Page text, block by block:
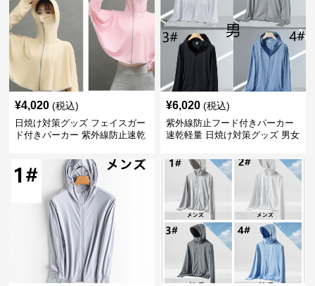
¥4,020 (税込)
日焼け対策グッズ フェイスガー
ド付きパーカー 紫外線防止速乾
¥6,020 (税込)
紫外線防止フード付きパーカー
速乾軽量 日焼け対策グッズ 男女